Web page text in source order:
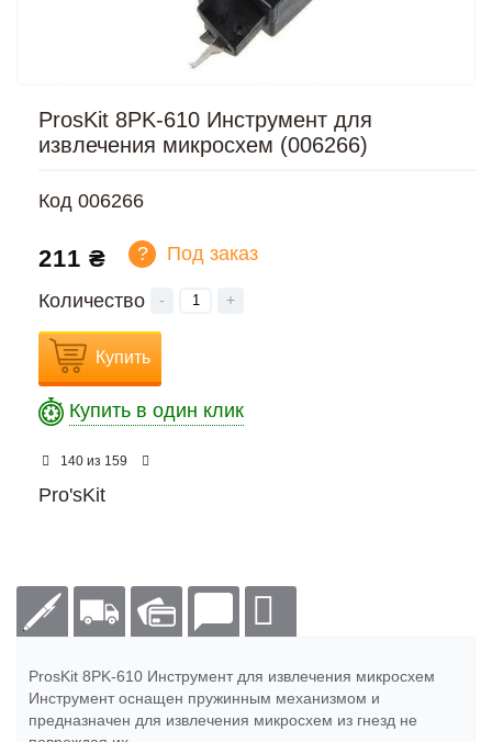
ProsKit 8PK-610 Инструмент для
извлечения микросхем (006266)
Код 006266
211 ₴ ? Под заказ
Количество - +
Купить
Купить в один клик
140 из 159
Pro'sKit
ProsKit 8PK-610 Инструмент для извлечения микросхем
Инструмент оснащен пружинным механизмом и
предназначен для извлечения микросхем из гнезд не